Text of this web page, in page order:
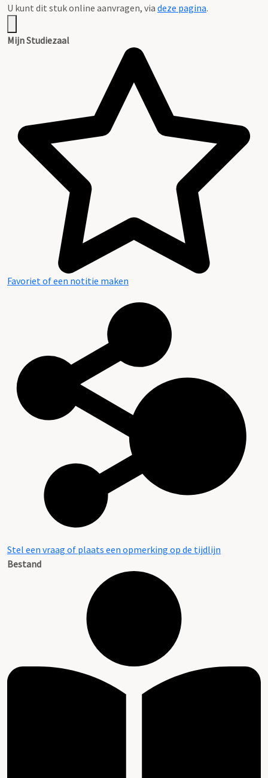
U kunt dit stuk online aanvragen, via deze pagina.
Mijn Studiezaal
Favoriet of een notitie maken
Stel een vraag of plaats een opmerking op de tijdlijn
Bestand